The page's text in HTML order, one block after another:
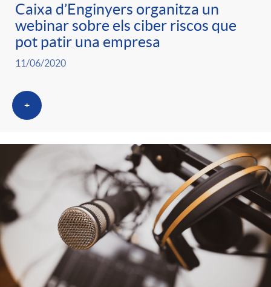
Caixa d’Enginyers organitza un
webinar sobre els ciber riscos que
pot patir una empresa
11/06/2020
+